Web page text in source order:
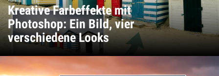
Kreative Farbeffekte mit
Photoshop: Ein Bild, vier
verschiedene Looks